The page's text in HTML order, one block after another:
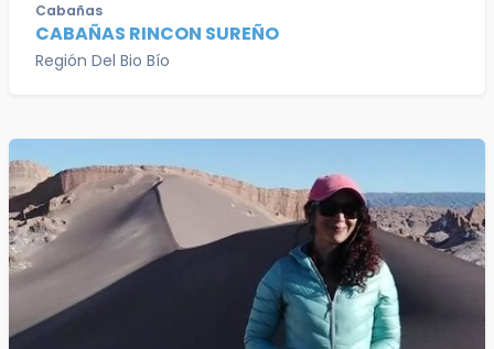
Cabañas
CABAÑAS RINCON SUREÑO
Región Del Bio Bío